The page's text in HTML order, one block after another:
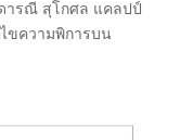
รณี สุโกศล แคลปป์
ขความพิการบน